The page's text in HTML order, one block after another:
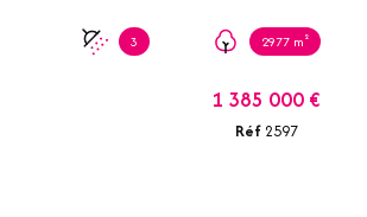
3 2977 m²
1 385 000 €
Réf 2597